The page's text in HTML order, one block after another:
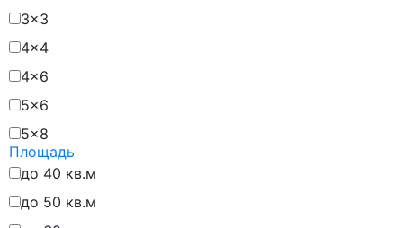
3x3
4x4
4x6
5x6
5x8
6x5
Площадь
до 40 кв.м
до 50 кв.м